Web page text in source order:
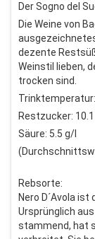
Der Sogno del
Die Weine von
dezente
Weinstil lieben,
trocken sind.
Trinktemperatur:
Restzucker:
Säure: 5.5 g/l
Rebsorte:
Nero D´Avola
Ursprünglich
stammend, hat